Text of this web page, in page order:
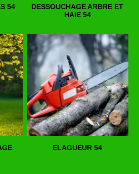
54
DESSOUCHAGE ARBRE ET
HAIE 54
ELAGUEUR 54